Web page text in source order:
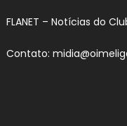
FLANET – Notícias do
Contato: